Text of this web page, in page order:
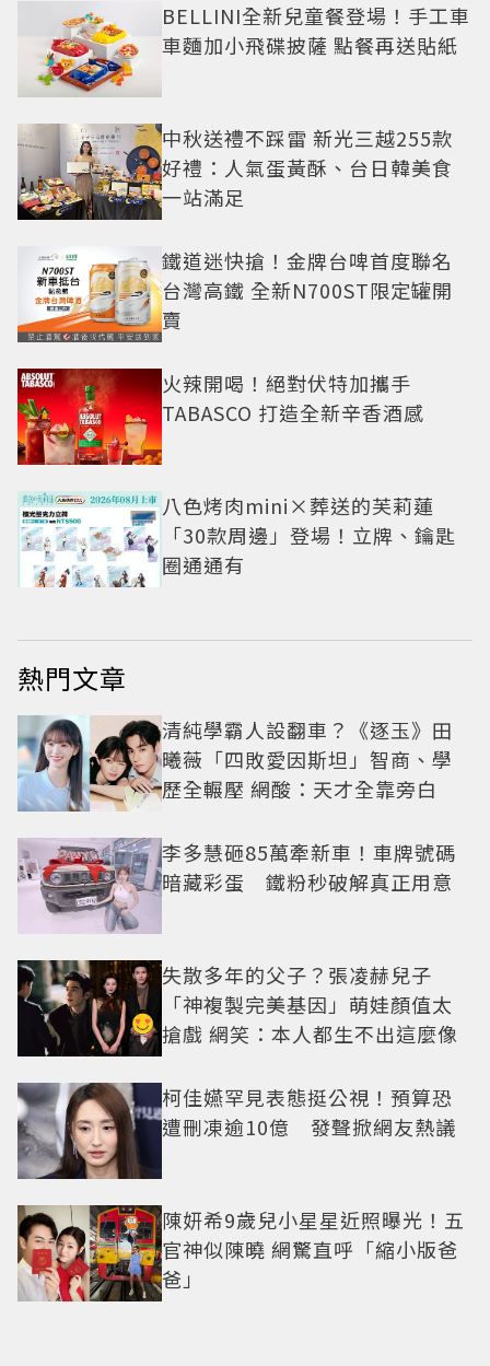
BELLINI全新兒童餐登場！手工車
車麵加小飛碟披薩 點餐再送貼紙
中秋送禮不踩雷 新光三越255款
好禮：人氣蛋黃酥、台日韓美食
一站滿足
鐵道迷快搶！金牌台啤首度聯名
台灣高鐵 全新N700ST限定罐開
賣
火辣開喝！絕對伏特加攜手
TABASCO 打造全新辛香酒感
八色烤肉mini×葬送的芙莉蓮
「30款周邊」登場！立牌、鑰匙
圈通通有
熱門文章
清純學霸人設翻車？《逐玉》田
曦薇「四敗愛因斯坦」智商、學
歷全輾壓 網酸：天才全靠旁白
李多慧砸85萬牽新車！車牌號碼
暗藏彩蛋 鐵粉秒破解真正用意
失散多年的父子？張凌赫兒子
「神複製完美基因」萌娃顏值太
搶戲 網笑：本人都生不出這麼像
柯佳嬿罕見表態挺公視！預算恐
遭刪凍逾10億 發聲掀網友熱議
陳妍希9歲兒小星星近照曝光！五
官神似陳曉 網驚直呼「縮小版爸
爸」